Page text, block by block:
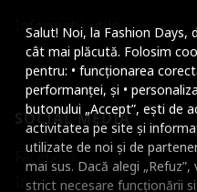
Salut! Noi, la Fashion
cât mai plăcută. Folosim
pentru: • funcționarea
performanței, și •
butonului „Accept”, ești de
activitatea pe site și
utilizate de noi și de
mai sus. Dacă alegi
strict necesare funcționării
Informatii utile
SOCIAL MEDIA
Facebook
Instagram